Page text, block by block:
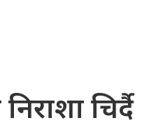
चिर्दै